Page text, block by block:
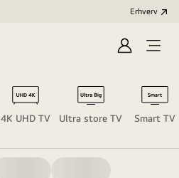
Erhverv
Log
Åbn
4K UHD TV Ultra store TV Smart TV